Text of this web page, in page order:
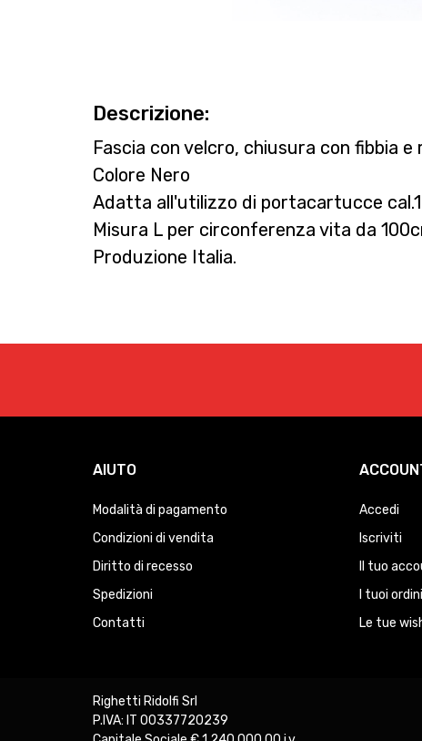
Descrizione:
Fascia con velcro, chiusura con fibbia
Colore Nero
Adatta all'utilizzo di portacartucce
Misura L per circonferenza vita da
Produzione Italia.
AIUTO
Modalità di pagamento
Condizioni di vendita
Diritto di recesso
Spedizioni
Contatti
Accedi
Iscriviti
Il tuo
I tuoi ordini
Le tue
Righetti Ridolfi Srl
P.IVA: IT 00337720239